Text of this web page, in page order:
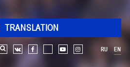
TRANSLATION
RU EN
Search vk facebook youtube instagram